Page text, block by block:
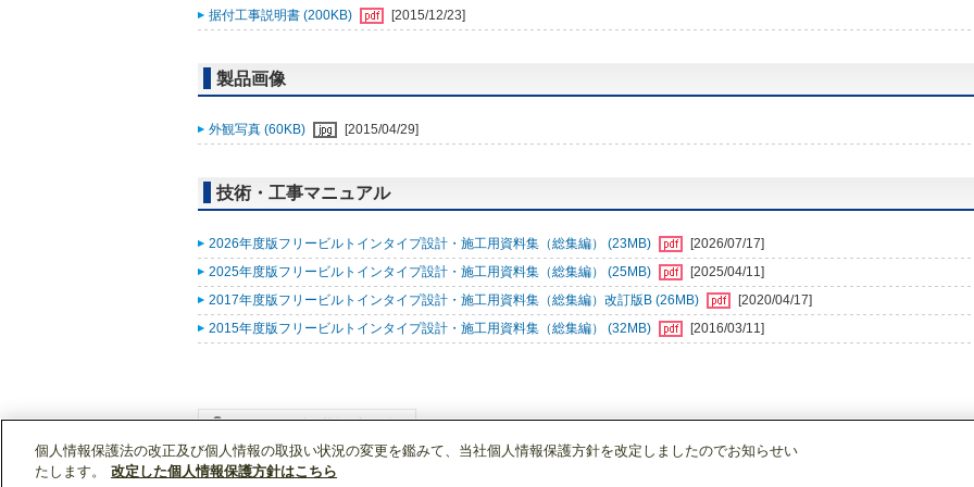
据付工事説明書 (200KB) [2015/12/23]
製品画像
外観写真 (60KB) [2015/04/29]
技術・工事マニュアル
2026年度版フリービルトインタイプ設計・施工用資料集（総集編） (23MB)
[2026/07/17]
2025年度版フリービルトインタイプ設計・施工用資料集（総集編） (25MB)
[2025/04/11]
2017年度版フリービルトインタイプ設計・施工用資料集（総集編）改訂版B (26MB)
[2020/04/17]
2015年度版フリービルトインタイプ設計・施工用資料集（総集編） (32MB)
[2016/03/11]
WIN2Kトップ 製品情報 吹出グリル
個人情報保護法の改正及び個人情報の取扱い状況の変更を鑑みて、当社個人情報保護方針を改定しましたのでお知らせい
たします。
改定した個人情報保護方針はこちら